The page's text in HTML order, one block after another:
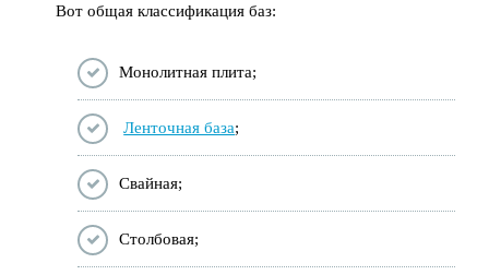
Вот общая классификация баз:
Монолитная плита;
Ленточная база;
Свайная;
Столбовая;